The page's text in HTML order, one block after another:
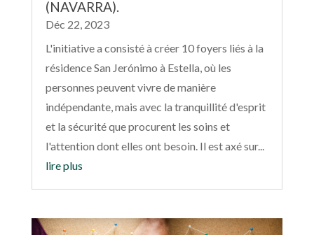
(NAVARRA).
Déc 22, 2023
L'initiative a consisté à créer 10 foyers liés à la
résidence San Jerónimo à Estella, où les
personnes peuvent vivre de manière
indépendante, mais avec la tranquillité d'esprit
et la sécurité que procurent les soins et
l'attention dont elles ont besoin. Il est axé sur...
lire plus